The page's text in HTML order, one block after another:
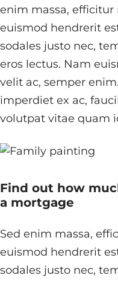
enim massa,
euismod hendrerit
sodales justo nec,
eros lectus. Nam
velit ac, semper
imperdiet ex ac,
volutpat vitae quam
Find out how
a mortgage
Sed enim massa,
euismod hendrerit
sodales justo nec,